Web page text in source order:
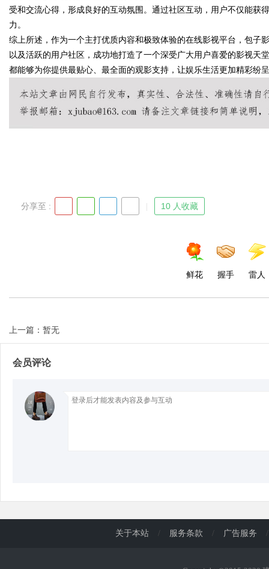
Bo
d
受和交流心得，形成良好的互动氛围。通过社区互动，用户不仅能获
力。
综上所述，作为一个主打优质内容和极致体验的在线影视平台，包子
以及活跃的用户社区，成功地打造了一个深受广大用户喜爱的影视天
都能够为你提供最贴心、最全面的观影支持，让娱乐生活更加精彩纷
分享至 : 10 人收藏
鲜花 握手 雷人
上一篇：暂无
会员评论
关于本站 / 服务条款 / 广告服务 /